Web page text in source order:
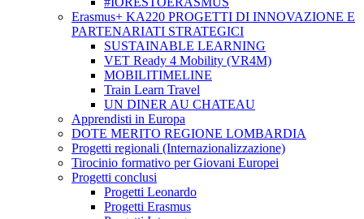
Erasmus+ KA220 PROGETTI DI INNOVAZIONE E
PARTENARIATI STRATEGICI
SUSTAINABLE LEARNING
VET Ready 4 Mobility (VR4M)
MOBILITIMELINE
Train Learn Travel
UN DINER AU CHATEAU
Apprendisti in Europa
DOTE MERITO REGIONE LOMBARDIA
Progetti regionali (Internazionalizzazione)
Tirocinio formativo per Giovani Europei
Progetti conclusi
Progetti Leonardo
Progetti Erasmus